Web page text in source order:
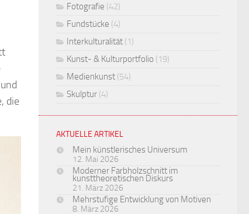
die
Fotografie (42)
Fundstücke (4)
Interkulturalität (1)
Kunst- & Kulturportfolio (19)
Medienkunst (54)
Skulptur (4)
AKTUELLE ARTIKEL
Mein künstlerisches Universum
12. Mai 2026
Moderner Farbholzschnitt im
kunsttheoretischen Diskurs
21. März 2026
Mehrstufige Entwicklung von Motiven
8. März 2026